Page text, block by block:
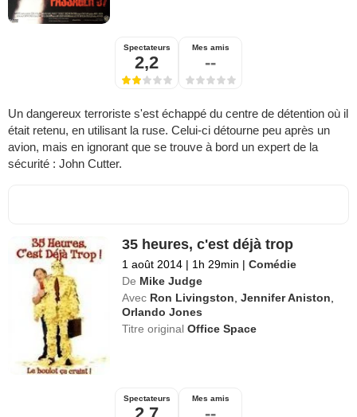
Spectateurs
2,2
Mes amis
--
Un dangereux terroriste s'est échappé du centre de détention où il
était retenu, en utilisant la ruse. Celui-ci détourne peu après un
avion, mais en ignorant que se trouve à bord un expert de la
sécurité : John Cutter.
35 heures, c'est déjà trop
1 août 2014 | 1h 29min | Comédie
De Mike Judge
Avec Ron Livingston ,Jennifer Aniston
Orlando Jones
Titre originalOffice Space
Spectateurs Mes amis